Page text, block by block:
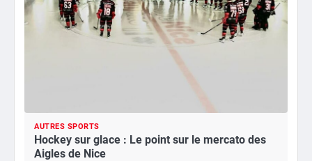
AUTRES SPORTS
Hockey sur glace : Le point sur le mercato des
Aigles de Nice